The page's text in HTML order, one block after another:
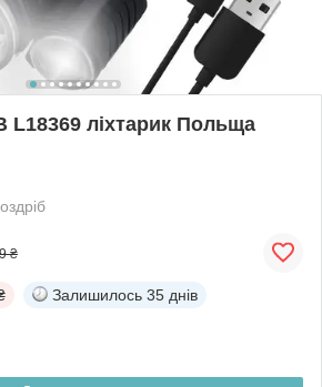
L18369 ліхтарик Польща
₴
Залишилось 35 днів